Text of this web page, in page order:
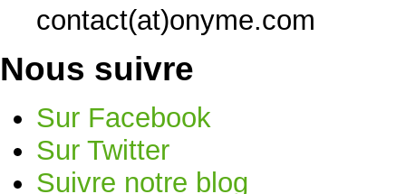
contact(at)onyme.com
Nous suivre
Sur Facebook
Sur Twitter
Suivre notre blog